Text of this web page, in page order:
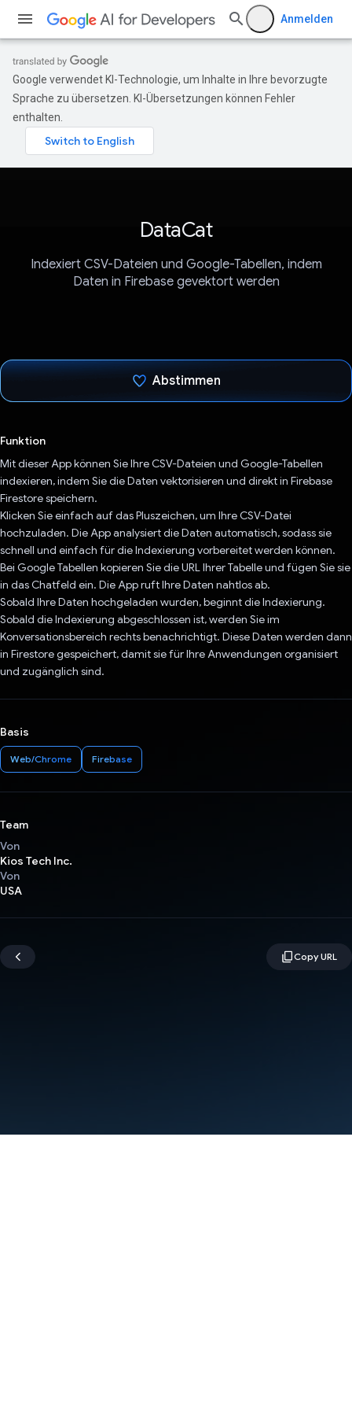
Anmelden
Google verwendet KI-Technologie, um Inhalte in Ihre bevorzugte
Sprache zu übersetzen. KI-Übersetzungen können Fehler
enthalten.
DataCat
Indexiert CSV-Dateien und Google-Tabellen, indem
Daten in Firebase gevektort werden
Abstimmen
Funktion
Mit dieser App können Sie Ihre CSV-Dateien und Google-Tabellen
indexieren, indem Sie die Daten vektorisieren und direkt in Firebase
Firestore speichern.
Klicken Sie einfach auf das Pluszeichen, um Ihre CSV-Datei
hochzuladen. Die App analysiert die Daten automatisch, sodass sie
schnell und einfach für die Indexierung vorbereitet werden können.
Bei Google Tabellen kopieren Sie die URL Ihrer Tabelle und fügen Sie sie
in das Chatfeld ein. Die App ruft Ihre Daten nahtlos ab.
Sobald Ihre Daten hochgeladen wurden, beginnt die Indexierung.
Sobald die Indexierung abgeschlossen ist, werden Sie im
Konversationsbereich rechts benachrichtigt. Diese Daten werden dann
in Firestore gespeichert, damit sie für Ihre Anwendungen organisiert
und zugänglich sind.
Basis
Web/Chrome Firebase
Team
Von
Kios Tech Inc.
Von
USA